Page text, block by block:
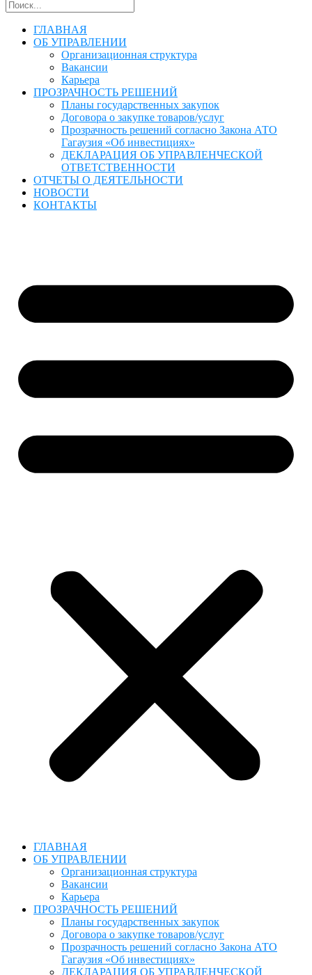
ГЛАВНАЯ
ОБ УПРАВЛЕНИИ
Организационная структура
Вакансии
Карьера
ПРОЗРАЧНОСТЬ РЕШЕНИЙ
Планы государственных закупок
Договора о закупке товаров/услуг
Прозрачность решений согласно Закона АТО
Гагаузия «Об инвестициях»
ДЕКЛАРАЦИЯ ОБ УПРАВЛЕНЧЕСКОЙ
ОТВЕТСТВЕННОСТИ
ОТЧЕТЫ О ДЕЯТЕЛЬНОСТИ
НОВОСТИ
КОНТАКТЫ
ГЛАВНАЯ
ОБ УПРАВЛЕНИИ
Организационная структура
Вакансии
Карьера
ПРОЗРАЧНОСТЬ РЕШЕНИЙ
Планы государственных закупок
Договора о закупке товаров/услуг
Прозрачность решений согласно Закона АТО
Гагаузия «Об инвестициях»
ДЕКЛАРАЦИЯ ОБ УПРАВЛЕНЧЕСКОЙ